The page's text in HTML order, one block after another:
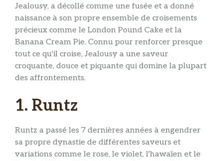
Jealousy, a décollé comme une fusée et a donné
naissance à son propre ensemble de croisements
précieux comme le London Pound Cake et la
Banana Cream Pie. Connu pour renforcer presque
tout ce qu'il croise, Jealousy a une saveur
croquante, douce et piquante qui domine la plupart
des affrontements.
1. Runtz
Runtz a passé les 7 dernières années à engendrer
sa propre dynastie de différentes saveurs et
variations comme le rose, le violet, l'hawaïen et le